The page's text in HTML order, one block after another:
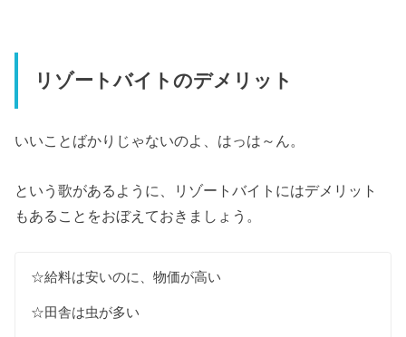
リゾートバイトのデメリット
いいことばかりじゃないのよ、はっは～ん。
という歌があるように、リゾートバイトにはデメリット
もあることをおぼえておきましょう。
☆給料は安いのに、物価が高い
☆田舎は虫が多い